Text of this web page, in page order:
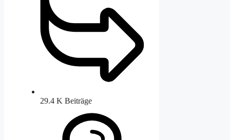
29.4 K Beiträge